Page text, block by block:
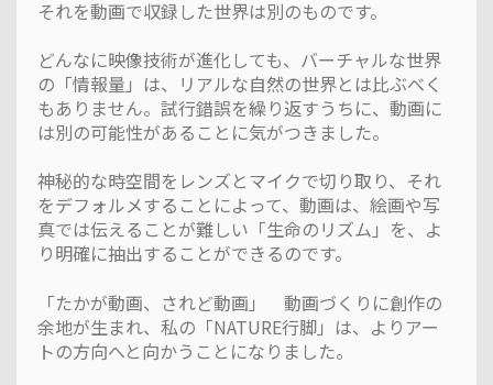
それを動画で収録した世界は別のものです。
どんなに映像技術が進化しても、バーチャルな世界
の「情報量」は、リアルな自然の世界とは比ぶべく
もありません。試行錯誤を繰り返すうちに、動画に
は別の可能性があることに気がつきました。
神秘的な時空間をレンズとマイクで切り取り、それ
をデフォルメすることによって、動画は、絵画や写
真では伝えることが難しい「生命のリズム」を、よ
り明確に抽出することができるのです。
「たかが動画、されど動画」 動画づくりに創作の
余地が生まれ、私の「NATURE行脚」は、よりアー
トの方向へと向かうことになりました。